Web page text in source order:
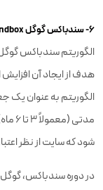
۶- سندباکس گوگل Sandbox
هدف از ایجاد آن
الگوریتم به عنوان یک
شود که سایت از نظر
در دوره سندباکس،